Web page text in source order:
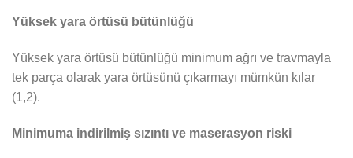
Yüksek yara örtüsü bütünlüğü
Yüksek yara örtüsü bütünlüğü minimum ağrı ve travmayla
tek parça olarak yara örtüsünü çıkarmayı mümkün kılar
(1,2).
Minimuma indirilmiş sızıntı ve maserasyon riski